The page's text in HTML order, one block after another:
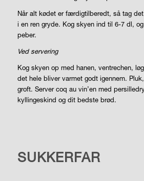
Når alt kødet er færdigtilberedt, så tag
i en ren gryde. Kog skyen ind til 6-7 dl,
peber.
Ved servering
Kog skyen op med hanen, ventrechen,
det hele bliver varmet godt igennem.
groft. Server coq au vin’en med
kyllingeskind og dit bedste brød.
SUKKERFAR